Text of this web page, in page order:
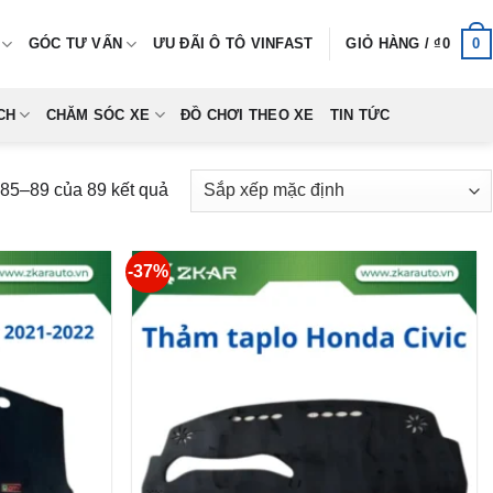
GÓC TƯ VẤN ƯU ĐÃI Ô TÔ VINFAST GIỎ HÀNG /₫0 0
CHĂM SÓC XE ĐỒ CHƠI THEO XE TIN TỨC
của 89 kết quả
-37%